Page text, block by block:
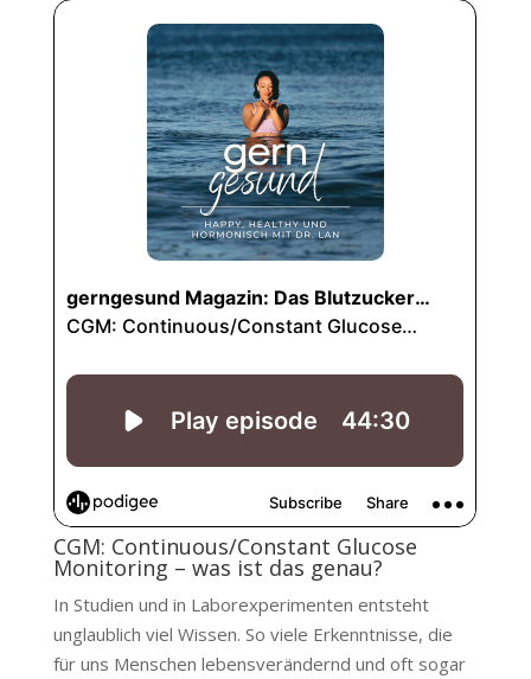
CGM: Continuous/Constant Glucose
Monitoring – was ist das genau?
In Studien und in Laborexperimenten entsteht
unglaublich viel Wissen. So viele Erkenntnisse, die
für uns Menschen lebensverändernd und oft sogar